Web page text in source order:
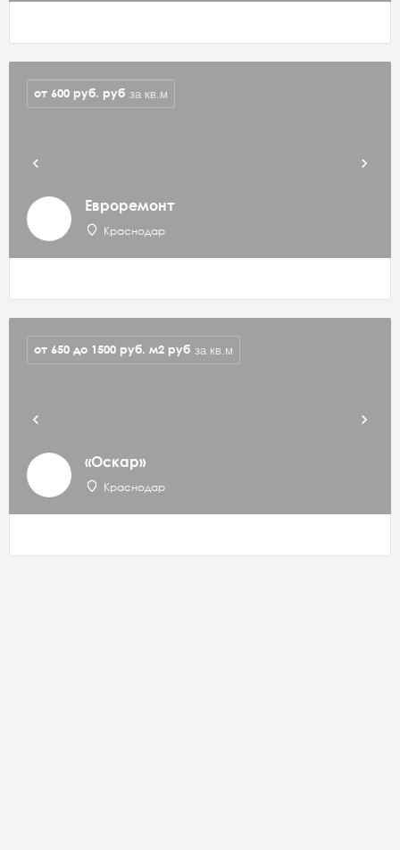
Евроремонт
Краснодар
от 600 руб. руб за кв.м
«Оскар»
Краснодар
от 650 до 1500 руб. м2 руб за кв.м